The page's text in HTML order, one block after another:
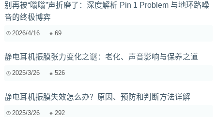
别再被“嗡嗡”声折磨了：深度解析 Pin 1 Problem 与地环路噪
音的终极博弈
2026/4/16 69
静电耳机振膜张力变化之谜：老化、声音影响与保养之道
2025/3/26 526
静电耳机振膜失效怎么办？原因、预防和判断方法详解
2025/3/26 292